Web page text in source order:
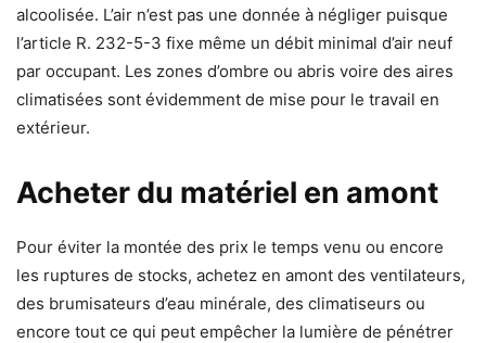
alcoolisée. L’air n’est pas une donnée à négliger puisque
l’article R. 232-5-3 fixe même un débit minimal d’air neuf
par occupant. Les zones d’ombre ou abris voire des aires
climatisées sont évidemment de mise pour le travail en
extérieur.
Acheter du matériel en amont
Pour éviter la montée des prix le temps venu ou encore
les ruptures de stocks, achetez en amont des ventilateurs,
des brumisateurs d’eau minérale, des climatiseurs ou
encore tout ce qui peut empêcher la lumière de pénétrer